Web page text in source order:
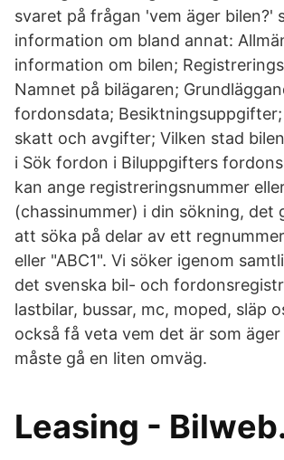
svaret på frågan 'vem äger bilen?'
information om bland annat:
information om bilen;
Namnet på bilägaren;
fordonsdata;
skatt och avgifter; Vilken stad
i Sök fordon i Biluppgifters
kan ange registreringsnummer
(chassinummer) i din sökning, det
att söka på delar av ett
eller "ABC1". Vi söker igenom
det svenska bil- och
lastbilar, bussar, mc, moped, släp
också få veta vem det är som
måste gå en liten omväg.
Leasing -